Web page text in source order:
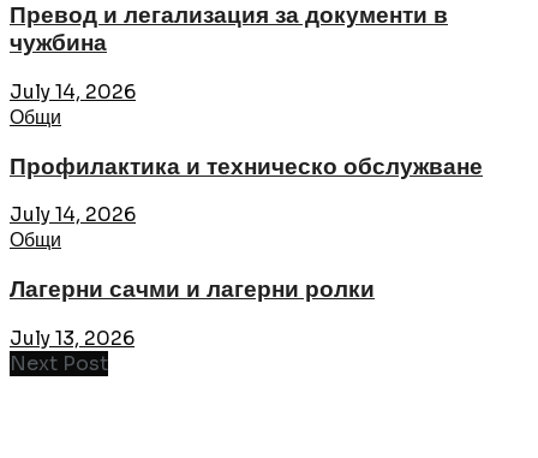
Превод и легализация за документи в
чужбина
July 14, 2026
Общи
Профилактика и техническо обслужване
July 14, 2026
Общи
Лагерни сачми и лагерни ролки
July 13, 2026
Next Post